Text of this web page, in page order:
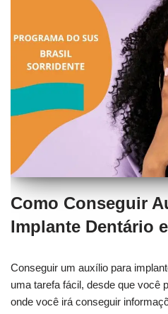
Como Conseguir
Implante Dentário
Conseguir um auxílio para
uma tarefa fácil, desde que você
onde você irá conseguir